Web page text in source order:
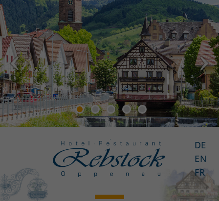
DE
EN
FR